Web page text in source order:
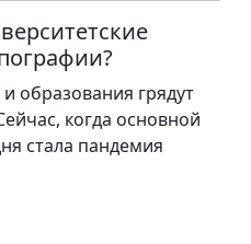
образования грядут
когда основной
стала пандемия